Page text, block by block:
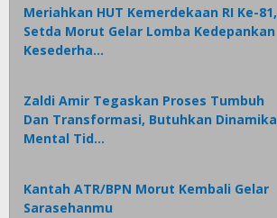
Meriahkan HUT Kemerdekaan RI Ke-81,
Setda Morut Gelar Lomba Kedepankan
Kesederha…
Zaldi Amir Tegaskan Proses Tumbuh
Dan Transformasi, Butuhkan Dinamika
Mental Tid…
Kantah ATR/BPN Morut Kembali Gelar
Sarasehanmu